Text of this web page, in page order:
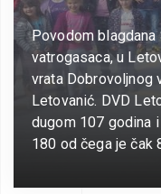
Povodom blagdana
vatrogasaca, u
vrata Dobrovoljnog
Letovanić. DVD
dugom 107 godina
180 od čega je čak